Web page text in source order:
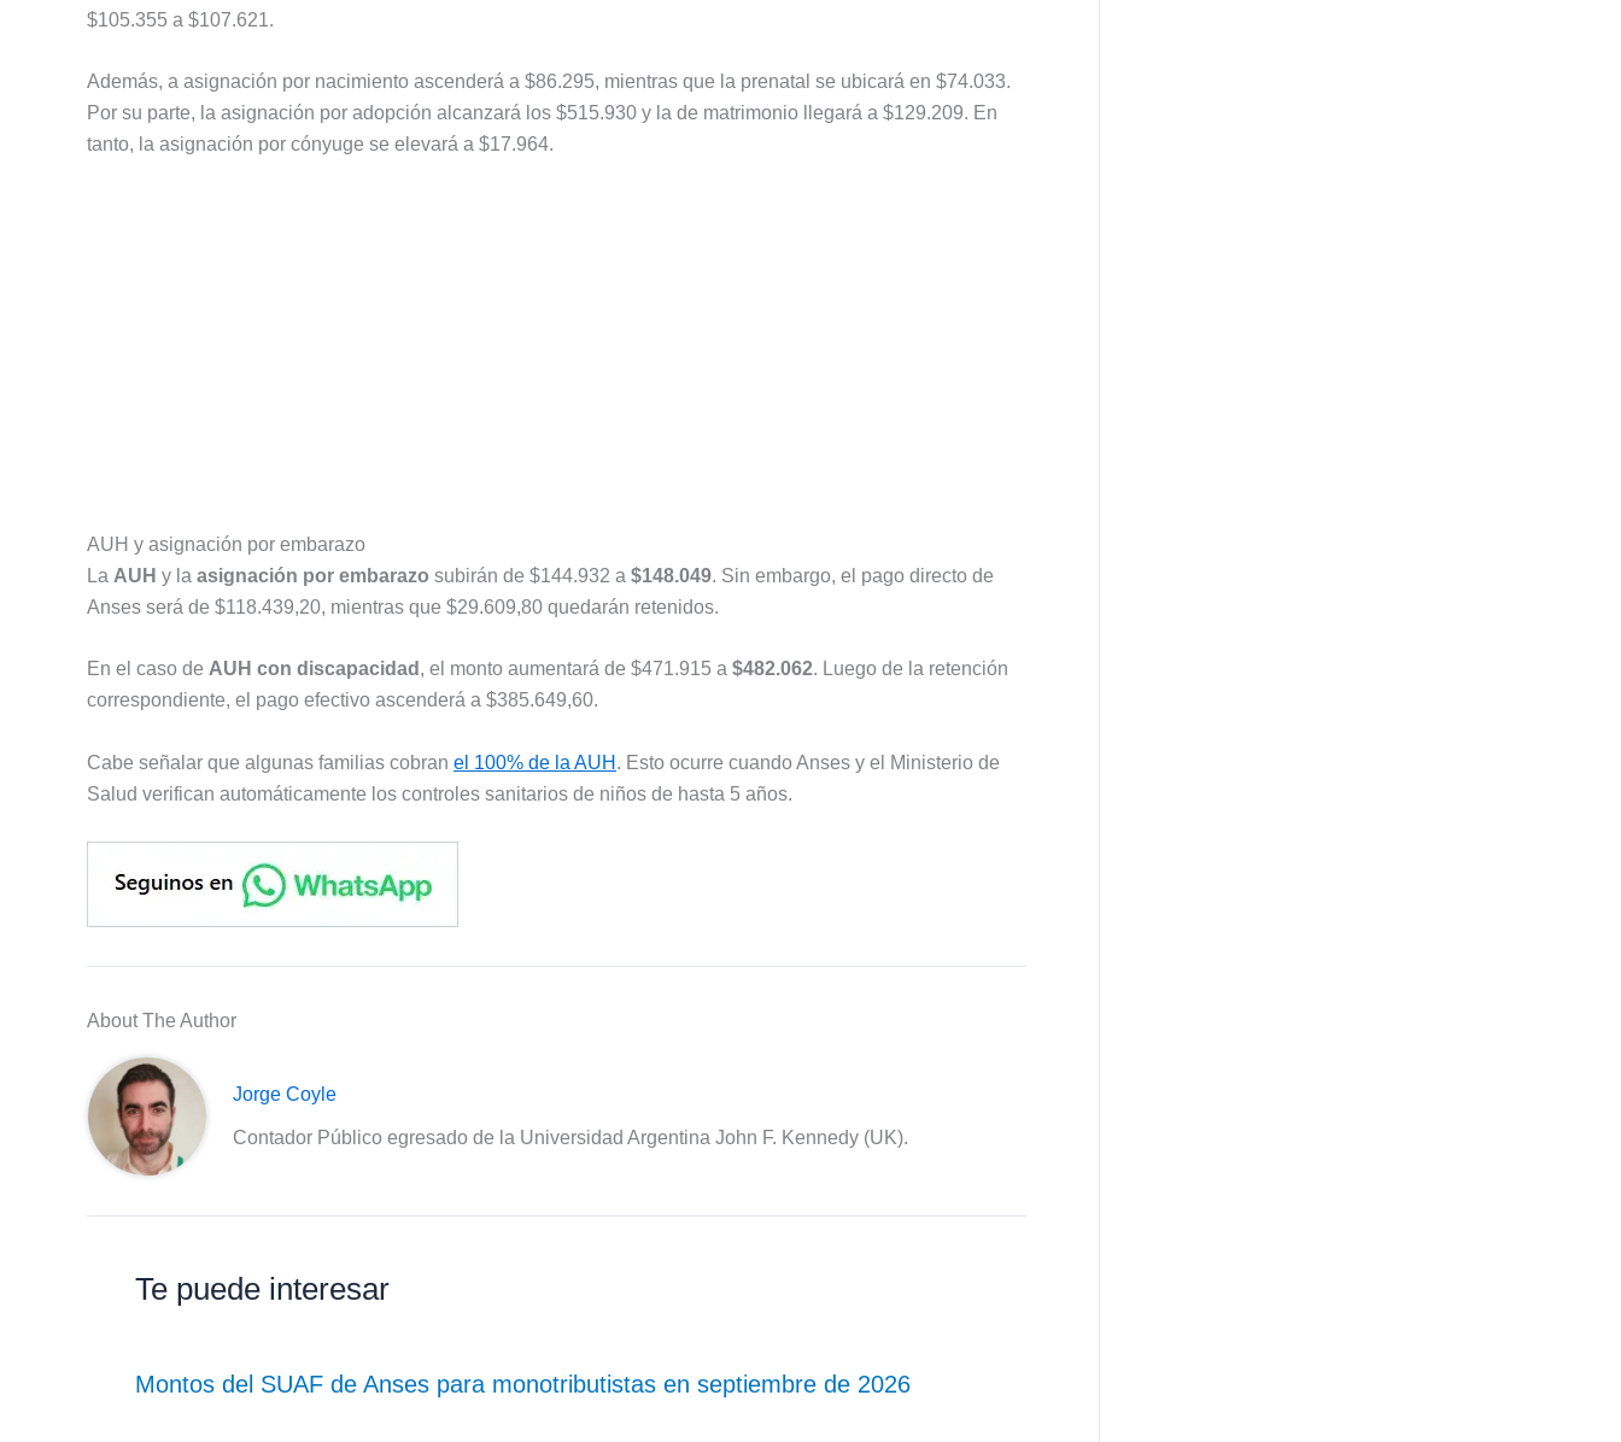
$105.355 a $107.621.
Además, a asignación por nacimiento ascenderá a $86.295, mientras que la prenatal se ubicará en $74.033.
Por su parte, la asignación por adopción alcanzará los $515.930 y la de matrimonio llegará a $129.209. En
tanto, la asignación por cónyuge se elevará a $17.964.
AUH y asignación por embarazo
La AUH y la asignación por embarazo subirán de $144.932 a $148.049. Sin embargo, el pago directo de
Anses será de $118.439,20, mientras que $29.609,80 quedarán retenidos.
En el caso de AUH con discapacidad , el monto aumentará de $471.915 a $482.062. Luego de la retención
correspondiente, el pago efectivo ascenderá a $385.649,60.
Cabe señalar que algunas familias cobran el 100% de la AUH . Esto ocurre cuando Anses y el Ministerio de
Salud verifican automáticamente los controles sanitarios de niños de hasta 5 años.
About The Author
Jorge Coyle
Contador Público egresado de la Universidad Argentina John F. Kennedy (UK).
Te puede interesar
Montos del SUAF de Anses para monotributistas en septiembre de 2026